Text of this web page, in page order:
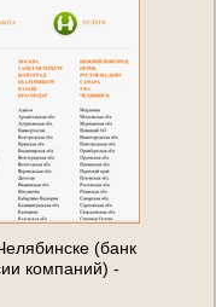
(банк
компаний) -